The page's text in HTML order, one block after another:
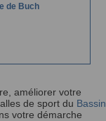
de Buch
améliorer votre
de sport du Bassin
votre démarche